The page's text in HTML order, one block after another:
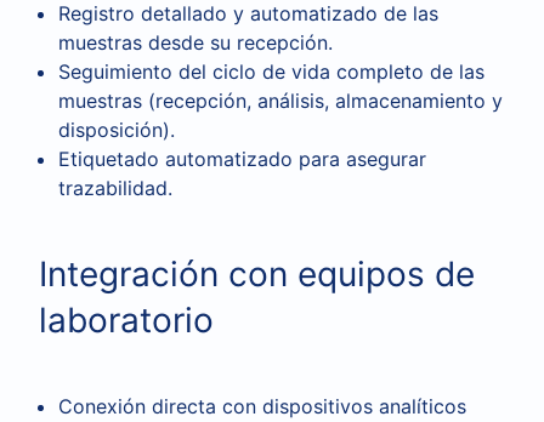
Registro detallado y automatizado de las
muestras desde su recepción.
Seguimiento del ciclo de vida completo de las
muestras (recepción, análisis, almacenamiento y
disposición).
Etiquetado automatizado para asegurar
trazabilidad.
Integración con equipos de
laboratorio
Conexión directa con dispositivos analíticos